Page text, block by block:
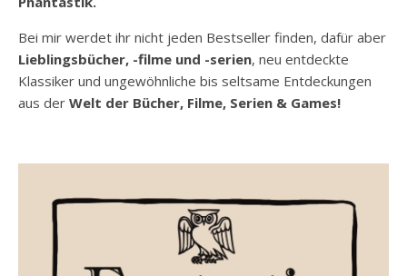
Bei mir werdet ihr nicht jeden Bestseller finden, dafür aber
Lieblingsbücher, -filme und -serien, neu entdeckte
Klassiker und ungewöhnliche bis seltsame Entdeckungen
aus der Welt der Bücher, Filme, Serien & Games!